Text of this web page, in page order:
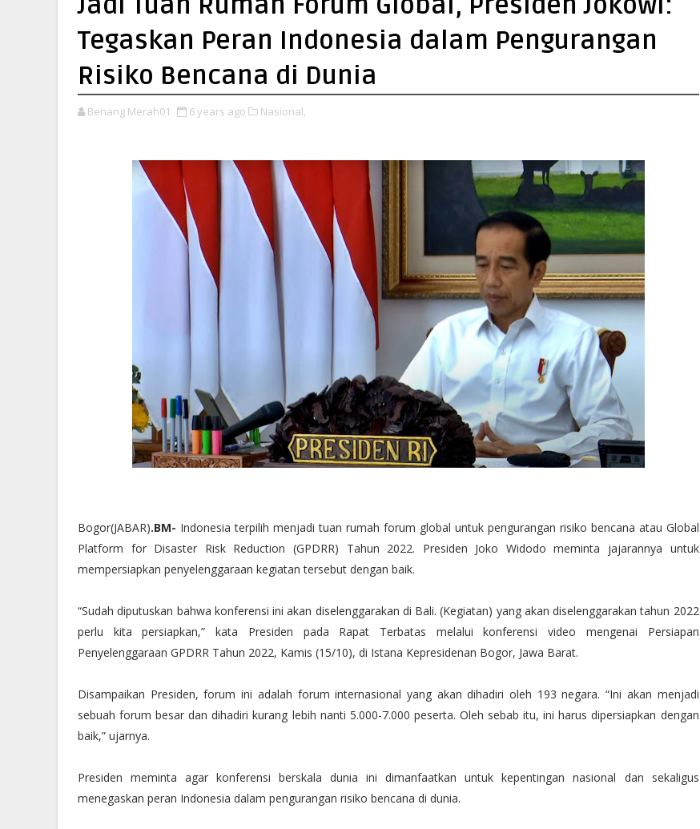
Tegaskan Peran Indonesia dalam Pengurangan
Risiko Bencana di Dunia
Benang Merah01 6 years ago Nasional,
Bogor(JABAR).BM- Indonesia terpilih menjadi tuan rumah forum global untuk pengurangan risiko bencana atau Global
Platform for Disaster Risk Reduction (GPDRR) Tahun 2022. Presiden Joko Widodo meminta jajarannya untuk
mempersiapkan penyelenggaraan kegiatan tersebut dengan baik.
“Sudah diputuskan bahwa konferensi ini akan diselenggarakan di Bali. (Kegiatan) yang akan diselenggarakan tahun 2022
perlu kita persiapkan,” kata Presiden pada Rapat Terbatas melalui konferensi video mengenai Persiapan
Penyelenggaraan GPDRR Tahun 2022, Kamis (15/10), di Istana Kepresidenan Bogor, Jawa Barat.
Disampaikan Presiden, forum ini adalah forum internasional yang akan dihadiri oleh 193 negara. “Ini akan menjadi
sebuah forum besar dan dihadiri kurang lebih nanti 5.000-7.000 peserta. Oleh sebab itu, ini harus dipersiapkan dengan
baik,” ujarnya.
Presiden meminta agar konferensi berskala dunia ini dimanfaatkan untuk kepentingan nasional dan sekaligus
menegaskan peran Indonesia dalam pengurangan risiko bencana di dunia.